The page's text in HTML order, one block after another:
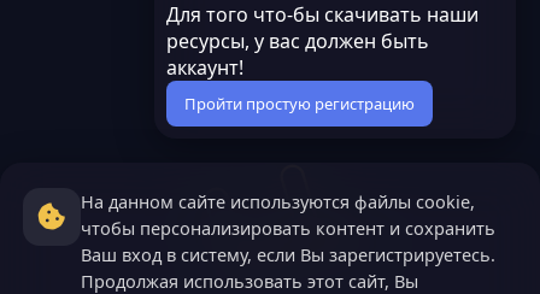
Для того что-бы скачивать наши
ресурсы, у вас должен быть
аккаунт!
Пройти простую регистрацию
На данном сайте используются файлы cookie,
чтобы персонализировать контент и сохранить
Ваш вход в систему, если Вы зарегистрируетесь.
Продолжая использовать этот сайт, Вы